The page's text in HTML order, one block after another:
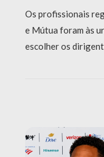
Os profissionais
e Mútua foram às
escolher os